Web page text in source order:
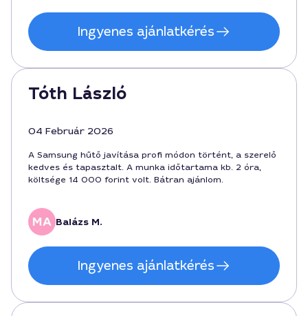
Ingyenes ajánlatkérés
Tóth László
04 Február 2026
A Samsung hűtő javítása profi módon történt, a szerelő
kedves és tapasztalt. A munka időtartama kb. 2 óra,
költsége 14 000 forint volt. Bátran ajánlom.
Balázs M.
Ingyenes ajánlatkérés